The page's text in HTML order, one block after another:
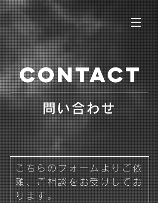
CONTACT
問い合わせ
こちらのフォームよりご依
頼、ご相談をお受けしてお
ります。